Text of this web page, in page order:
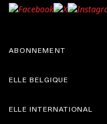
ABONNEMENT
ELLE BELGIQUE
ELLE INTERNATIONAL